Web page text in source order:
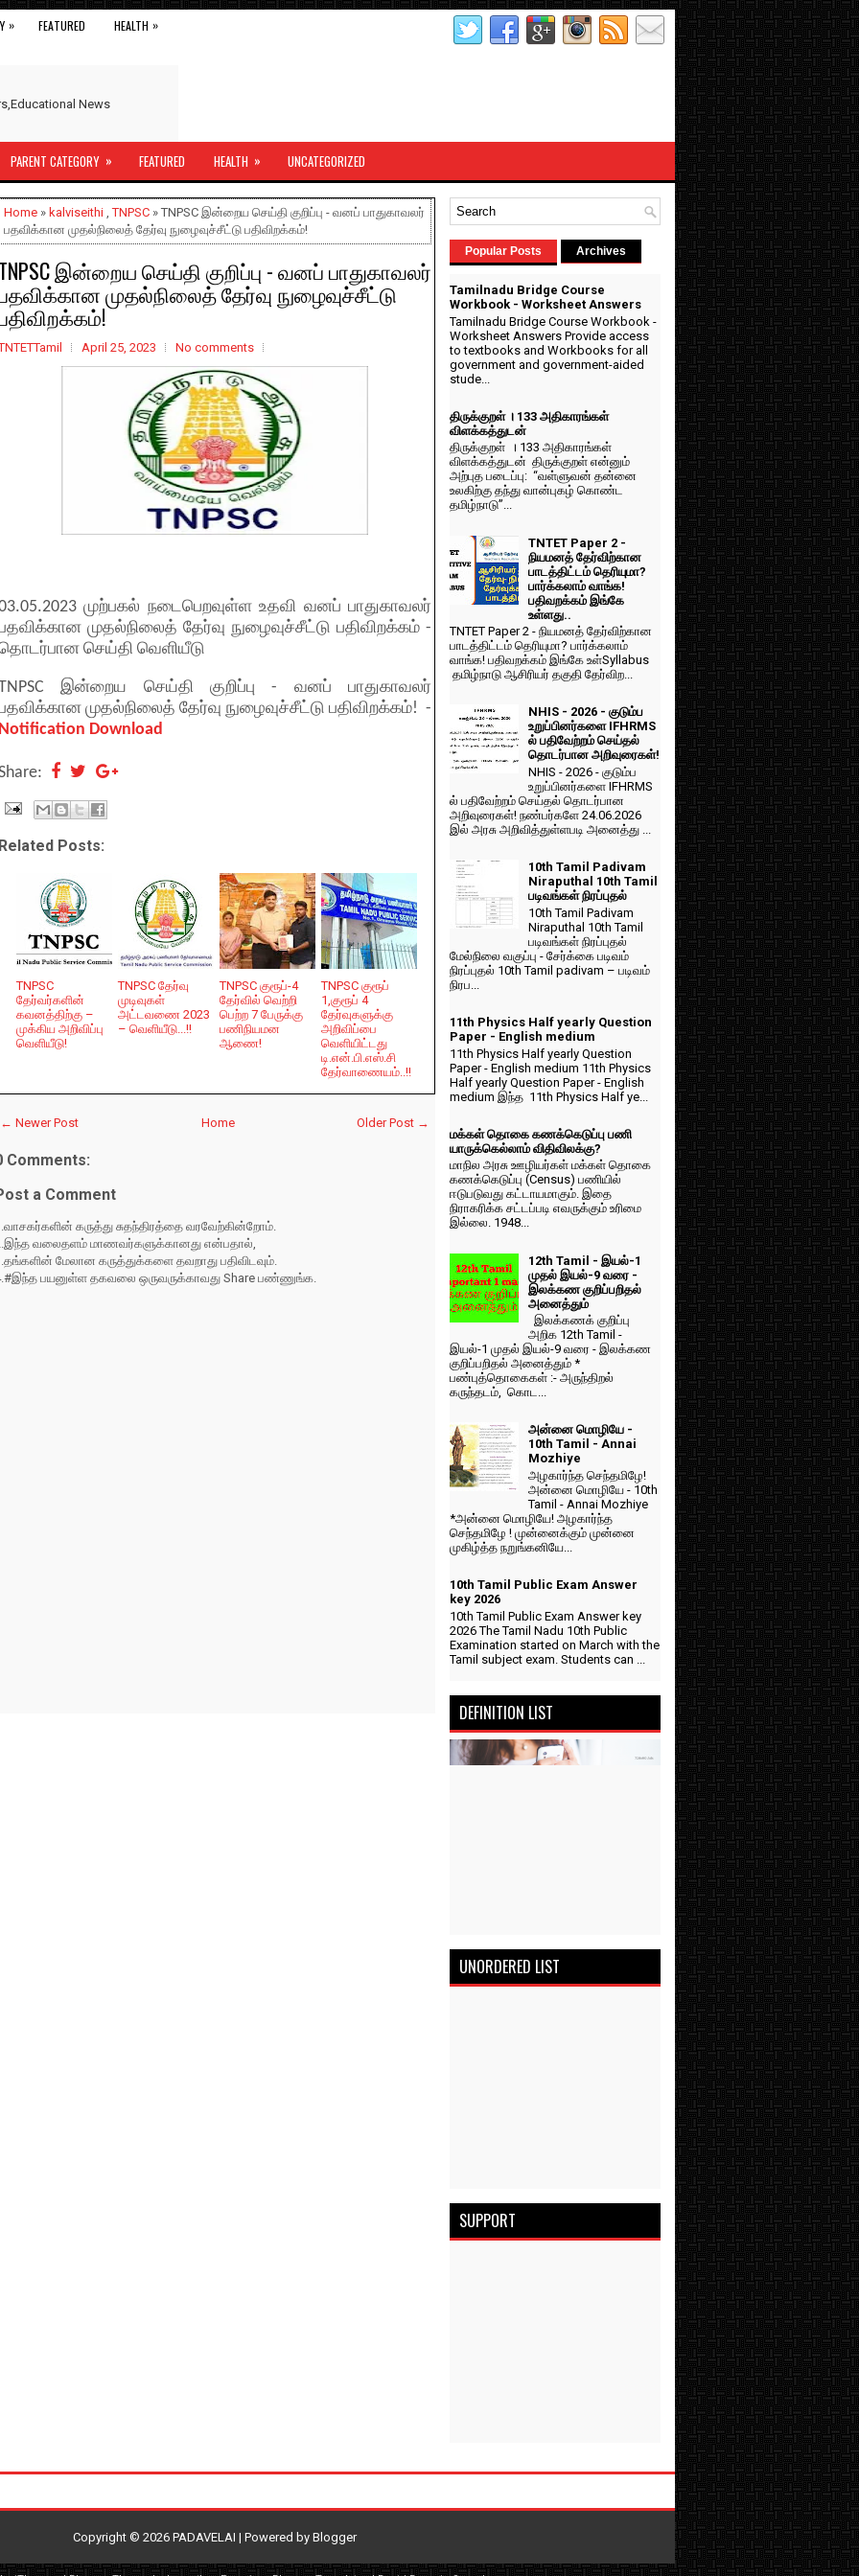
» FEATURED HEALTH »
News
PARENT CATEGORY » FEATURED HEALTH » UNCATEGORIZED
Home » kalviseithi ,TNPSC » TNPSC இன்றைய செய்தி குறிப்பு - வனப் பாதுகாவலர்
பதவிக்கான முதல்நிலைத் தேர்வு நுழைவுச்சீட்டு பதிவிறக்கம்!
இன்றைய செய்தி குறிப்பு - வனப் பாதுகாவலர்
முதல்நிலைத் தேர்வு நுழைவுச்சீட்டு
April 25, 2023 No comments
முற்பகல் நடைபெறவுள்ள உதவி வனப் பாதுகாவலர்
முதல்நிலைத் தேர்வு நுழைவுச்சீட்டு பதிவிறக்கம் -
செய்தி வெளியீடு
இன்றைய செய்தி குறிப்பு - வனப் பாதுகாவலர்
முதல்நிலைத் தேர்வு நுழைவுச்சீட்டு பதிவிறக்கம்! -
Download
Posts:
TNPSC
தேர்வர்களின்
கவனத்திற்கு –
முக்கிய அறிவிப்பு
வெளியீடு!
TNPSC தேர்வு
முடிவுகள்
அட்டவணை 2023
– வெளியீடு...!!
TNPSC குரூப்-4
தேர்வில் வெற்றி
பெற்ற 7 பேருக்கு
பணிநியமன
ஆணை!
TNPSC குரூப்
1,குரூப் 4
தேர்வுகளுக்கு
அறிவிப்பை
வெளியிட்டது
டி.என்.பி.எஸ்.சி
தேர்வாணையம்..!!
← Newer Post Older Post →
Home
Comments:
a Comment
கருத்து சுதந்திரத்தை வரவேற்கின்றோம்.
வலைதளம் மாணவர்களுக்கானது என்பதால்,
மேலான கருத்துக்களை தவறாது பதிவிடவும்.
பயனுள்ள தகவலை ஒருவருக்காவது Share பண்ணுங்க.
Popular Posts Archives
Tamilnadu Bridge Course
Workbook - Worksheet Answers
Tamilnadu Bridge Course Workbook -
Worksheet Answers Provide access
to textbooks and Workbooks for all
government and government-aided
stude...
திருக்குறள் । 133 அதிகாரங்கள்
விளக்கத்துடன்
திருக்குறள் । 133 அதிகாரங்கள்
விளக்கத்துடன் திருக்குறள் என்னும்
அற்புத படைப்பு: “வள்ளுவன் தன்னை
உலகிற்கு தந்து வான்புகழ் கொண்ட
தமிழ்நாடு”...
TNTET Paper 2 -
நியமனத் தேர்விற்கான
பாடத்திட்டம் தெரியுமா?
பார்க்கலாம் வாங்க!
பதிவறக்கம் இங்கே
உள்ளது..
TNTET Paper 2 - நியமனத் தேர்விற்கான
பாடத்திட்டம் தெரியுமா? பார்க்கலாம்
வாங்க! பதிவறக்கம் இங்கே உள்Syllabus
தமிழ்நாடு ஆசிரியர் தகுதி தேர்விற...
NHIS - 2026 - குடும்ப
உறுப்பினர்களை IFHRMS
ல் பதிவேற்றம் செய்தல்
தொடர்பான அறிவுரைகள்!
NHIS - 2026 - குடும்ப
உறுப்பினர்களை IFHRMS
ல் பதிவேற்றம் செய்தல் தொடர்பான
அறிவுரைகள்! நண்பர்களே 24.06.2026
இல் அரசு அறிவித்துள்ளபடி அனைத்து ...
10th Tamil Padivam
Niraputhal 10th Tamil
படிவங்கள் நிரப்புதல்
10th Tamil Padivam
Niraputhal 10th Tamil
படிவங்கள் நிரப்புதல்
மேல்நிலை வகுப்பு - சேர்க்கை படிவம்
நிரப்புதல் 10th Tamil padivam – படிவம்
நிரப...
11th Physics Half yearly Question
Paper - English medium
11th Physics Half yearly Question
Paper - English medium 11th Physics
Half yearly Question Paper - English
medium இந்த 11th Physics Half ye...
மக்கள் தொகை கணக்கெடுப்பு பணி
யாருக்கெல்லாம் விதிவிலக்கு?
மாநில அரசு ஊழியர்கள் மக்கள் தொகை
கணக்கெடுப்பு (Census) பணியில்
ஈடுபடுவது கட்டாயமாகும். இதை
நிராகரிக்க சட்டப்படி எவருக்கும் உரிமை
இல்லை. 1948...
12th Tamil - இயல்-1
முதல் இயல்-9 வரை -
இலக்கண குறிப்பறிதல்
அனைத்தும்
இலக்கணக் குறிப்பு
அறிக 12th Tamil -
இயல்-1 முதல் இயல்-9 வரை - இலக்கண
குறிப்பறிதல் அனைத்தும் *
பண்புத்தொகைகள் :- அருந்திறல்
கருந்தடம், கொட...
அன்னை மொழியே -
10th Tamil - Annai
Mozhiye
அழகார்ந்த செந்தமிழே!
அன்னை மொழியே - 10th
Tamil - Annai Mozhiye
*அன்னை மொழியே! அழகார்ந்த
செந்தமிழே ! முன்னைக்கும் முன்னை
முகிழ்த்த நறுங்கனியே...
10th Tamil Public Exam Answer
key 2026
10th Tamil Public Exam Answer key
2026 The Tamil Nadu 10th Public
Examination started on March with the
Tamil subject exam. Students can ...
DEFINITION LIST
UNORDERED LIST
SUPPORT
Copyright © 2026 PADAVELAI | Powered by Blogger